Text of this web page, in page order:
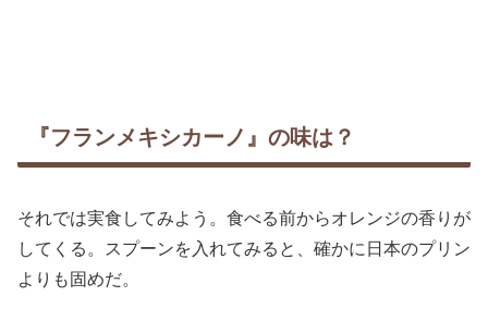
『フランメキシカーノ』の味は？
それでは実食してみよう。食べる前からオレンジの香りが
してくる。スプーンを入れてみると、確かに日本のプリン
よりも固めだ。